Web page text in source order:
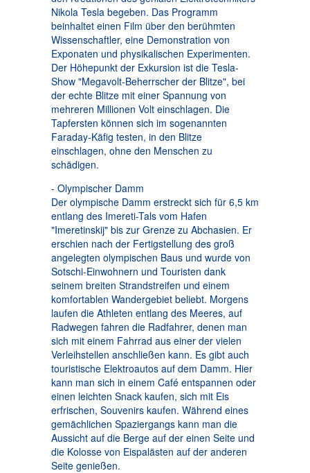
Nikola Tesla begeben. Das Programm
beinhaltet einen Film über den berühmten
Wissenschaftler, eine Demonstration von
Exponaten und physikalischen Experimenten.
Der Höhepunkt der Exkursion ist die Tesla-
Show "Megavolt-Beherrscher der Blitze", bei
der echte Blitze mit einer Spannung von
mehreren Millionen Volt einschlagen. Die
Tapfersten können sich im sogenannten
Faraday-Käfig testen, in den Blitze
einschlagen, ohne den Menschen zu
schädigen.
- Olympischer Damm
Der olympische Damm erstreckt sich für 6,5 km
entlang des Imereti-Tals vom Hafen
"Imeretinskij" bis zur Grenze zu Abchasien. Er
erschien nach der Fertigstellung des groß
angelegten olympischen Baus und wurde von
Sotschi-Einwohnern und Touristen dank
seinem breiten Strandstreifen und einem
komfortablen Wandergebiet beliebt. Morgens
laufen die Athleten entlang des Meeres, auf
Radwegen fahren die Radfahrer, denen man
sich mit einem Fahrrad aus einer der vielen
Verleihstellen anschließen kann. Es gibt auch
touristische Elektroautos auf dem Damm. Hier
kann man sich in einem Café entspannen oder
einen leichten Snack kaufen, sich mit Eis
erfrischen, Souvenirs kaufen. Während eines
gemächlichen Spaziergangs kann man die
Aussicht auf die Berge auf der einen Seite und
die Kolosse von Eispalästen auf der anderen
Seite genießen.